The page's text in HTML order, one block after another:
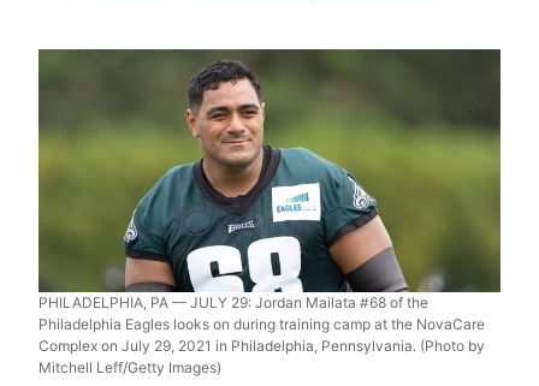
PHILADELPHIA, PA — JULY 29: Jordan Mailata #68 of the
Philadelphia Eagles looks on during training camp at the NovaCare
Complex on July 29, 2021 in Philadelphia, Pennsylvania. (Photo by
Mitchell Leff/Getty Images)